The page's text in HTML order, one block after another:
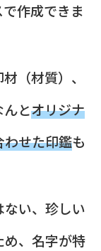
作成できま
（材質）、
とオリジナ
わせた印鑑も
い、珍しい
、名字が特